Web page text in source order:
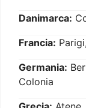
Danimarca:
Francia:
Germania:
Colonia